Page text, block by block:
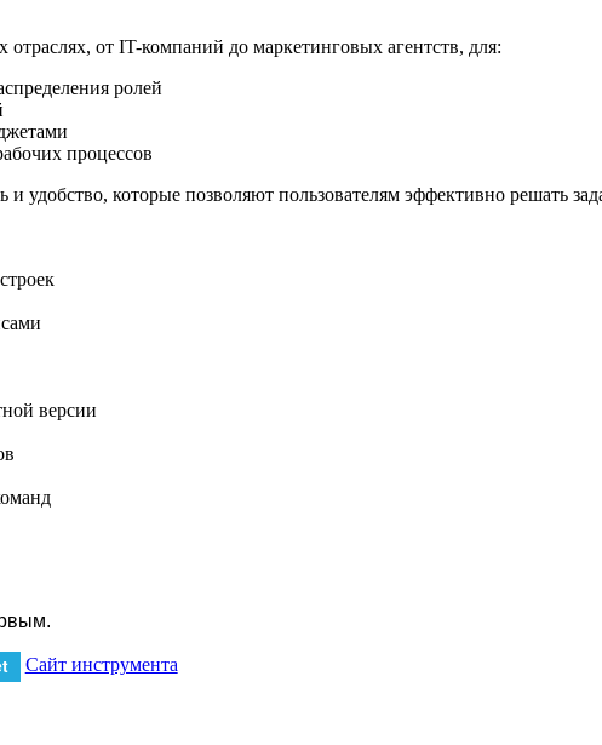
от IT-компаний до маркетинговых агентств, для:
ролей
процессов
и удобство, которые позволяют пользователям эффективно решать
версии
Сайт инструмента